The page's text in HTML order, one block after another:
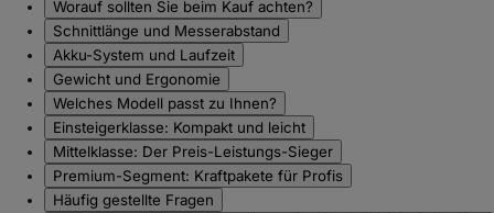
Worauf sollten Sie beim Kauf achten?
Schnittlänge und Messerabstand
Akku-System und Laufzeit
Gewicht und Ergonomie
Welches Modell passt zu Ihnen?
Einsteigerklasse: Kompakt und leicht
Mittelklasse: Der Preis-Leistungs-Sieger
Premium-Segment: Kraftpakete für Profis
Häufig gestellte Fragen